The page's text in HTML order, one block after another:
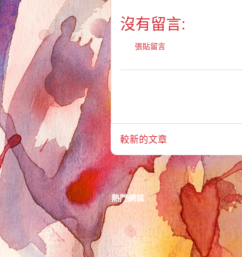
沒有留言:
張貼留言
較新的文章
熱門網誌